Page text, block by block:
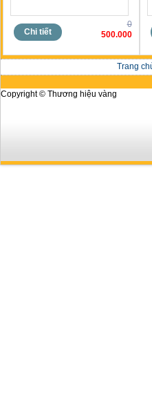
Chi tiết
0
500.000
Trang
Copyright © Thương hiệu vàng